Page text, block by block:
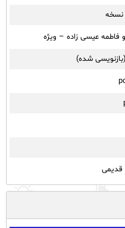
نسخه
فاطمه عیسی زاده – ویژه
شده)
قدیمی